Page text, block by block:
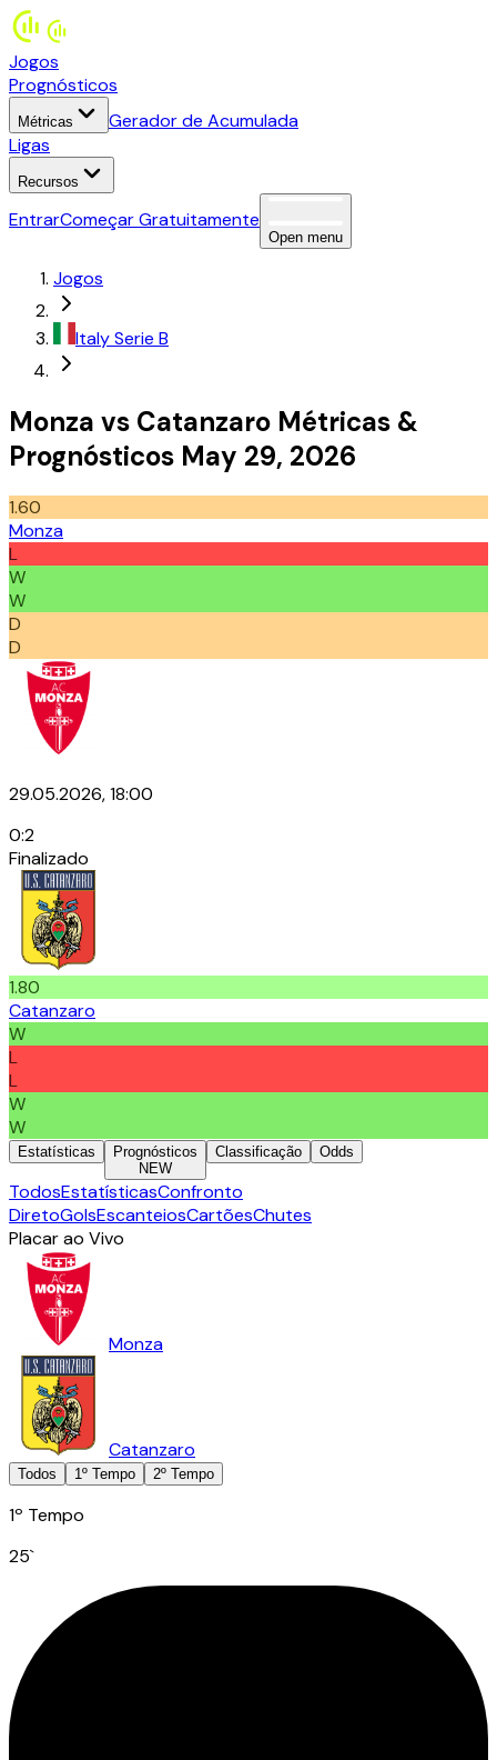
Jogos
Prognósticos
Métricas
Gerador de Acumulada
Ligas
Recursos
EntrarComeçar Gratuitamente
Open menu
Jogos
ItalySerie B
Monza vs Catanzaro Métricas &
Prognósticos May 29, 2026
1.60
Monza
L
W
W
D
D
29.05.2026, 18:00
0:2
Finalizado
1.80
Catanzaro
W
L
L
W
W
Estatísticas
Prognósticos
NEW
Classificação Odds
TodosEstatísticasConfronto
DiretoGolsEscanteiosCartõesChutes
Placar ao Vivo
Monza
Catanzaro
Todos 1º Tempo 2º Tempo
1º Tempo
25`